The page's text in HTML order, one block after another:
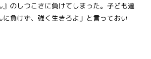
のしつこさに負けてしまった。子ども達
に負けず、強く生きろよ」と言っておい